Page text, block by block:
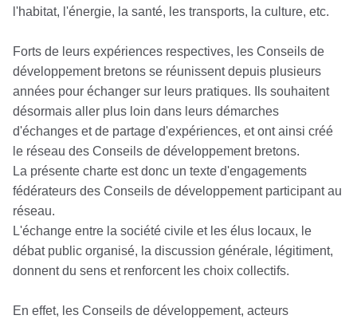
l'habitat, l'énergie, la santé, les transports, la culture, etc.
Forts de leurs expériences respectives, les Conseils de
développement bretons se réunissent depuis plusieurs
années pour échanger sur leurs pratiques. Ils souhaitent
désormais aller plus loin dans leurs démarches
d'échanges et de partage d'expériences, et ont ainsi créé
le réseau des Conseils de développement bretons.
La présente charte est donc un texte d'engagements
fédérateurs des Conseils de développement participant au
réseau.
L'échange entre la société civile et les élus locaux, le
débat public organisé, la discussion générale, légitiment,
donnent du sens et renforcent les choix collectifs.
En effet, les Conseils de développement, acteurs